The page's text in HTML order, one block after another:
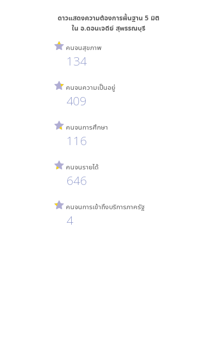
ดาวแสดงความต้องการพื้นฐาน 5 มิติ
ใน อ.ดอนเจดีย์ สุพรรณบุรี
คนจนสุขภาพ
134
คนจนความเป็นอยู่
409
คนจนการศึกษา
116
คนจนรายได้
646
คนจนการเข้าถึงบริการภาครัฐ
4